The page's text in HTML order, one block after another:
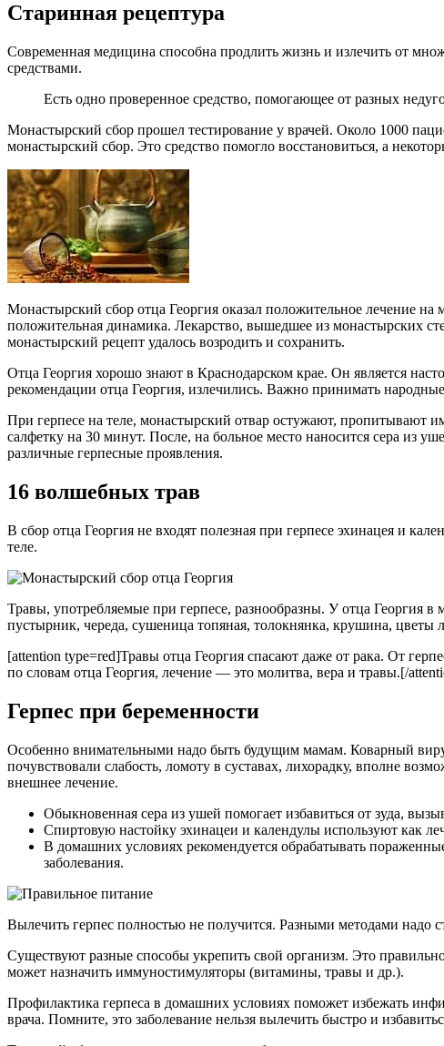
Старинная рецептура
Современная медицина способна продлить жизнь и излечить от
средствами.
Есть одно проверенное средство, помогающее от разных
Монастырский сбор прошел тестирование у врачей. Около 1000
монастырский сбор. Это средство помогло восстановиться, а
Монастырский сбор отца Георгия оказал положительное лечение
положительная динамика. Лекарство, вышедшее из монастырских
монастырский рецепт удалось возродить и сохранить.
Отца Георгия хорошо знают в Краснодарском крае. Он является
рекомендации отца Георгия, излечились. Важно принимать
При герпесе на теле, монастырский отвар остужают, пропитывают
салфетку на 30 минут. После, на больное место наносится сера из
различные герпесные проявления.
16 волшебных трав
В сбор отца Георгия не входят полезная при герпесе эхинацея и
теле.
Травы, употребляемые при герпесе, разнообразны. У отца Георгия
пустырник, череда, сушеница топяная, толокнянка, крушина,
[attention type=red]Травы отца Георгия спасают даже от рака. От
по словам отца Георгия, лечение — это молитва, вера и травы.[/
Герпес при беременности
Особенно внимательными надо быть будущим мамам. Коварный
почувствовали слабость, ломоту в суставах, лихорадку, вполне
внешнее лечение.
Обыкновенная сера из ушей помогает избавиться от зуда,
Спиртовую настойку эхинацеи и календулы используют как
В домашних условиях рекомендуется обрабатывать
заболевания.
Вылечить герпес полностью не получится. Разными методами надо
Существуют разные способы укрепить свой организм. Это
может назначить иммуностимуляторы (витамины, травы и др.).
Профилактика герпеса в домашних условиях поможет избежать
врача. Помните, это заболевание нельзя вылечить быстро и